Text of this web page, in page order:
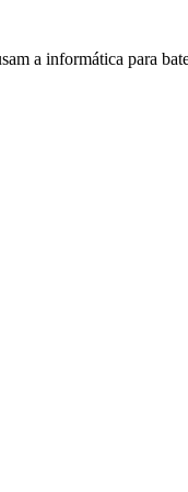
a informática para